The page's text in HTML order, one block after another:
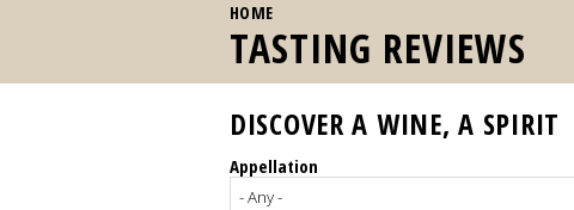
HOME
TASTING REVIEWS
DISCOVER A WINE, A SPIRIT
Appellation